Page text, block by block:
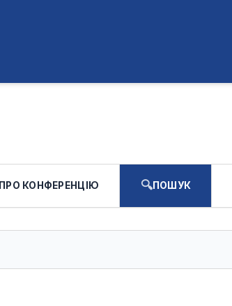
ПРО КОНФЕРЕНЦІЮ ПОШУК